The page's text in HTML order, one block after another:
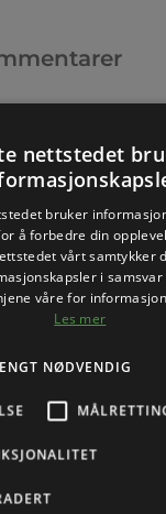
nettstedet
bruker
å forbedre din
vårt samtykker
i samsvar
våre for
Les mer
NØDVENDIG